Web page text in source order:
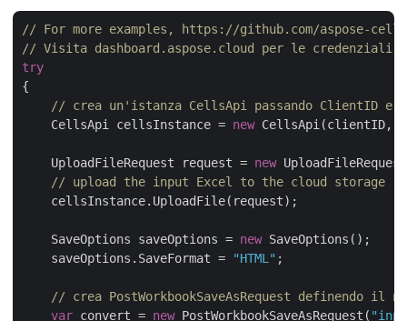
// For more examples, https://github.com/aspose-
// Visita dashboard.aspose.cloud per le credenziali
try
{
// crea un'istanza CellsApi passando ClientID e
    CellsApi cellsInstance =
new CellsApi(clientID,
    UploadFileRequest request =
new
// upload the input Excel to the cloud storage
    cellsInstance.UploadFile(request);
    SaveOptions saveOptions =
new SaveOptions();
    saveOptions.SaveFormat =
"HTML" ;
// crea PostWorkbookSaveAsRequest definendo
var convert = new PostWorkbookSaveAsRequest(